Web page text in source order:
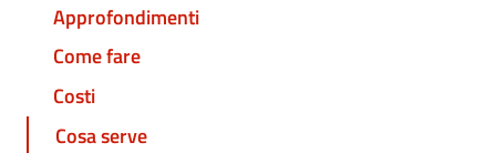
Approfondimenti
Come fare
Costi
Cosa serve